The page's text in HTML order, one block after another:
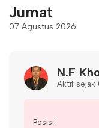
Jumat
07 Agustus 2026
N.F
Aktif sejak
Posisi